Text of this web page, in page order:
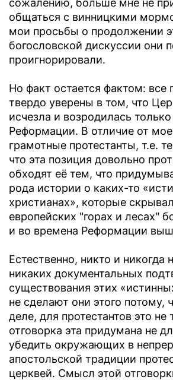
сожалению, больше мне не
общаться с винницкими
мои просьбы о продолжении
богословской дискуссии они
проигнорировали.
Но факт остается фактом: все
твердо уверены в том, что
исчезла и возродилась
Реформации. В отличие от
грамотные протестанты, т.е.
что эта позиция довольно
обходят её тем, что
рода истории о каких-то
христианах», которые
европейских "горах и лесах"
и во времена Реформации
Естественно, никто и никогда
никаких документальных
существования этих
не сделают они этого потому,
деле, для протестантов это
отговорка эта придумана не
убедить окружающих в
апостольской традиции
церквей. Смысл этой